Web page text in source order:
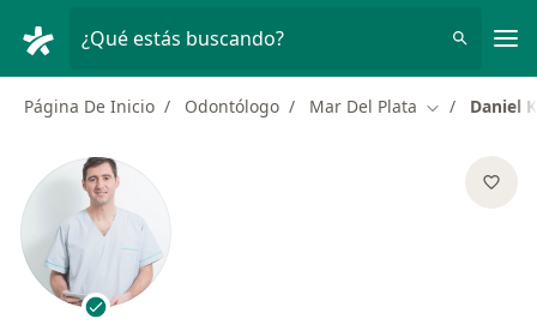
¿Qué estás buscando?
Página De Inicio Odontólogo Mar Del Plata Cambiar de
Daniel